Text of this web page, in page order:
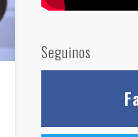
Seguinos